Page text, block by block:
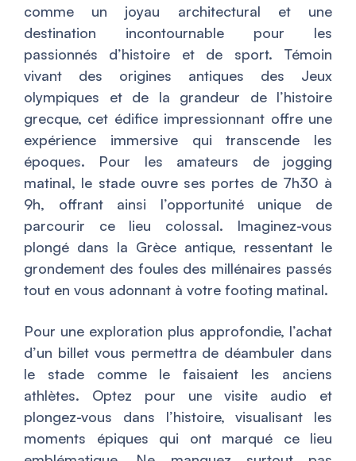
comme un joyau architectural et une
destination incontournable pour les
passionnés d’histoire et de sport. Témoin
vivant des origines antiques des Jeux
olympiques et de la grandeur de l’histoire
grecque, cet édifice impressionnant offre une
expérience immersive qui transcende les
époques. Pour les amateurs de jogging
matinal, le stade ouvre ses portes de 7h30 à
9h, offrant ainsi l’opportunité unique de
parcourir ce lieu colossal. Imaginez-vous
plongé dans la Grèce antique, ressentant le
grondement des foules des millénaires passés
tout en vous adonnant à votre footing matinal.
Pour une exploration plus approfondie, l’achat
d’un billet vous permettra de déambuler dans
le stade comme le faisaient les anciens
athlètes. Optez pour une visite audio et
plongez-vous dans l’histoire, visualisant les
moments épiques qui ont marqué ce lieu